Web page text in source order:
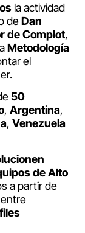
la actividad
deDan
de Complot,
Metodología
el
50
, Argentina,
, Venezuela
de Alto
a partir de